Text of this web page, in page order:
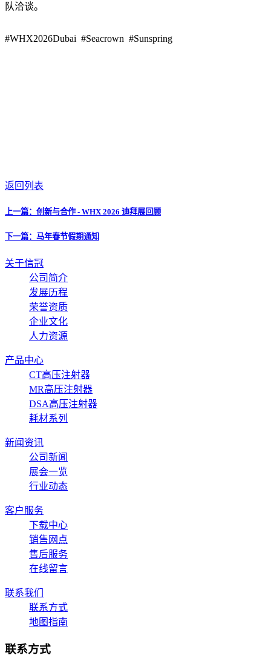
队洽谈。
#WHX2026Dubai #Seacrown #Sunspring
返回列表
上一篇：创新与合作 - WHX 2026 迪拜展回顾
下一篇：马年春节假期通知
关于信冠
公司简介
发展历程
荣誉资质
企业文化
人力资源
产品中心
CT高压注射器
MR高压注射器
DSA高压注射器
耗材系列
新闻资讯
公司新闻
展会一览
行业动态
客户服务
下载中心
销售网点
售后服务
在线留言
联系我们
联系方式
地图指南
联系方式